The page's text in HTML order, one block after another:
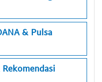
& Pulsa